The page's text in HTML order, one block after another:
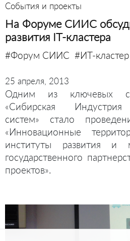
События и проекты
На Форуме СИИС
развития IT-кластера
#Форум СИИС #ИТ-кластер
25 апреля, 2013
Одним из ключевых
«Сибирская
систем» стало
«Инновационные
институты развития и
государственного
проектов».